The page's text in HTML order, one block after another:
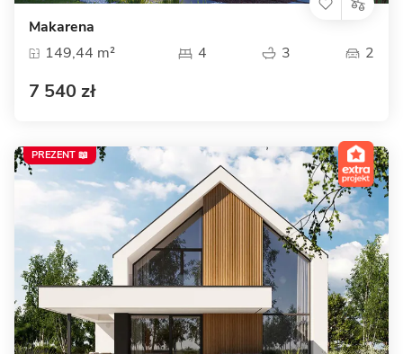
Makarena
149,44 m²
4 3 2
7 540 zł
PREZENT 📖